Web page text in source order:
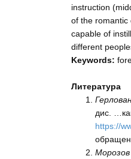
instruction
of the romantic
capable of
different
Keywords:
Литература
дис.
https://